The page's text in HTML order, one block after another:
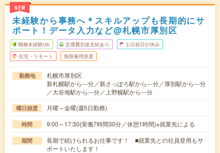
NEW
未経験から事務へ＊スキルアップも長期的にサ
ポート！データ入力など@札幌市厚別区
職種未経験OK 交通費別途支給あり 土日祝日が休み
在宅・リモート 無期雇用派遣
勤務地
札幌市厚別区
新札幌駅から---分／新さっぽろ駅から---分／厚別駅から---分
／大谷地駅から---分／上野幌駅から---分
曜日頻度 月曜～金曜(週5日勤務)
時間 9:00～17:30(実働7時間30分／休憩1時間)※就業先による
期間
長期で続けられるお仕事です！ ■就業先との社員登用もサ
ポートいたします！